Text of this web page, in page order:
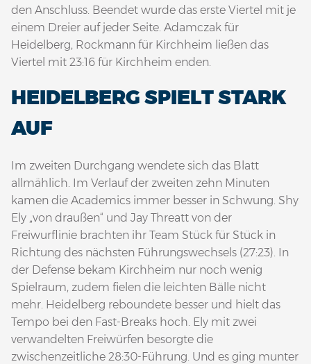
den Anschluss. Beendet wurde das erste Viertel mit je
einem Dreier auf jeder Seite. Adamczak für
Heidelberg, Rockmann für Kirchheim ließen das
Viertel mit 23:16 für Kirchheim enden.
HEIDELBERG SPIELT STARK
AUF
Im zweiten Durchgang wendete sich das Blatt
allmählich. Im Verlauf der zweiten zehn Minuten
kamen die Academics immer besser in Schwung. Shy
Ely „von draußen“ und Jay Threatt von der
Freiwurflinie brachten ihr Team Stück für Stück in
Richtung des nächsten Führungswechsels (27:23). In
der Defense bekam Kirchheim nur noch wenig
Spielraum, zudem fielen die leichten Bälle nicht
mehr. Heidelberg reboundete besser und hielt das
Tempo bei den Fast-Breaks hoch. Ely mit zwei
verwandelten Freiwürfen besorgte die
zwischenzeitliche 28:30-Führung. Und es ging munter